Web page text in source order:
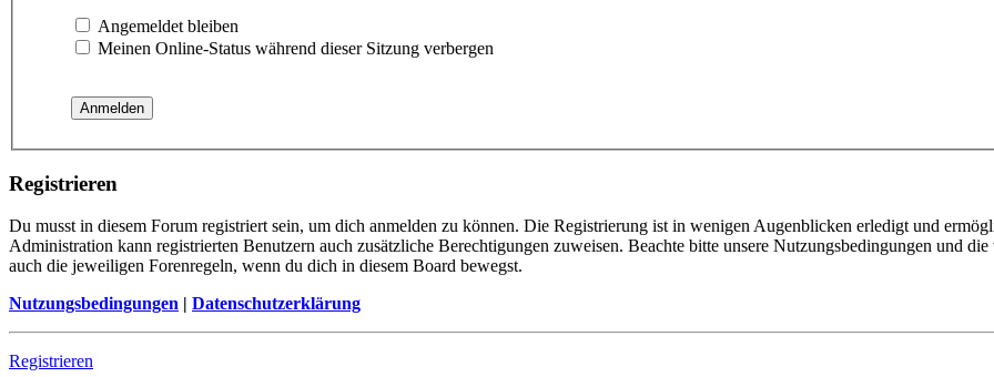
Angemeldet bleiben
Meinen Online-Status während dieser Sitzung verbergen
Registrieren
Du musst in diesem Forum registriert sein, um dich anmelden zu können. Die Registrierung ist in wenigen Augenblicken erledigt und
Administration kann registrierten Benutzern auch zusätzliche Berechtigungen zuweisen. Beachte bitte unsere Nutzungsbedingungen und
auch die jeweiligen Forenregeln, wenn du dich in diesem Board bewegst.
Nutzungsbedingungen | Datenschutzerklärung
Registrieren